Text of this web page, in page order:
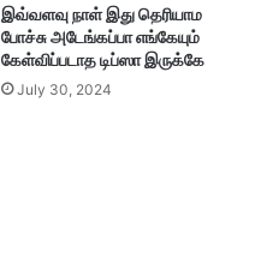
இவ்வளவு நாள் இது தெரியாம
போச்சு அடேங்கப்பா எங்கேயும்
கேள்விப்படாத டிப்ஸா இருக்கே
July 30, 2024